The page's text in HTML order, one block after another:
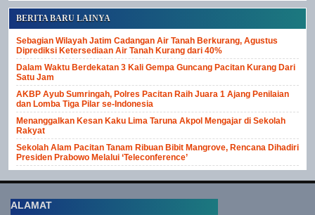
BERITA BARU LAINYA
Sebagian Wilayah Jatim Cadangan Air Tanah Berkurang, Agustus
Diprediksi Ketersediaan Air Tanah Kurang dari 40%
Dalam Waktu Berdekatan 3 Kali Gempa Guncang Pacitan Kurang Dari
Satu Jam
AKBP Ayub Sumringah, Polres Pacitan Raih Juara 1 Ajang Penilaian
dan Lomba Tiga Pilar se-Indonesia
Menanggalkan Kesan Kaku Lima Taruna Akpol Mengajar di Sekolah
Rakyat
Sekolah Alam Pacitan Tanam Ribuan Bibit Mangrove, Rencana Dihadiri
Presiden Prabowo Melalui ‘Teleconference’
ALAMAT